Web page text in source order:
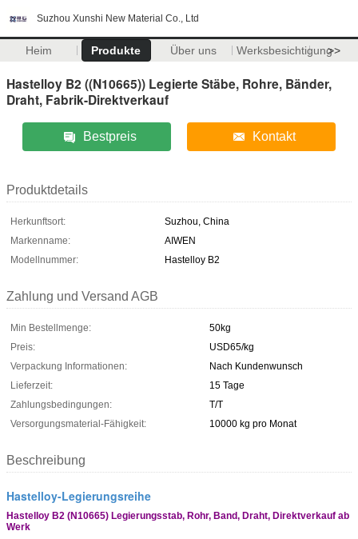
Suzhou Xunshi New Material Co., Ltd
Heim Produkte Über uns Werksbesichtigung>>
Hastelloy B2 ((N10665)) Legierte Stäbe, Rohre, Bänder,
Draht, Fabrik-Direktverkauf
Bestpreis Kontakt
Produktdetails
Herkunftsort:
Suzhou, China
Markenname:
AIWEN
Modellnummer:
Hastelloy B2
Zahlung und Versand AGB
Min Bestellmenge:
50kg
Preis:
USD65/kg
Verpackung Informationen:
Nach Kundenwunsch
Lieferzeit:
15 Tage
Zahlungsbedingungen:
T/T
Versorgungsmaterial-Fähigkeit:
10000 kg pro Monat
Beschreibung
Hastelloy-Legierungsreihe
Hastelloy B2 (N10665) Legierungsstab, Rohr, Band, Draht, Direktverkauf ab
Werk